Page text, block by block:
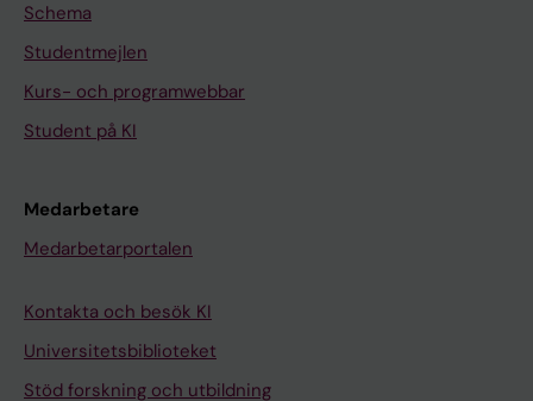
Schema
Studentmejlen
Kurs- och programwebbar
Student på KI
Medarbetare
Medarbetarportalen
Kontakta och besök KI
Universitetsbiblioteket
Stöd forskning och utbildning